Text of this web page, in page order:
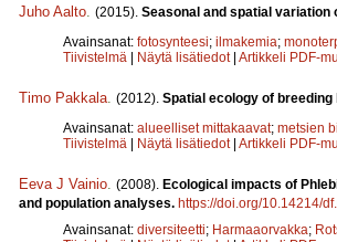
Juho Aalto (2015). Seasonal and spatial
Avainsanat: fotosynteesi; ilmakemia;
Tiivistelmä | Näytä lisätiedot | Artikkeli PDF-
Timo Pakkala (2012). Spatial ecology of
Avainsanat: alueelliset mittakaavat; metsien
Tiivistelmä | Näytä lisätiedot | Artikkeli PDF-
Eeva J Vainio (2008). Ecological impacts of
and population analyses. https://doi.org/10.14214/
Avainsanat: diversiteetti; Harmaaorvakka;